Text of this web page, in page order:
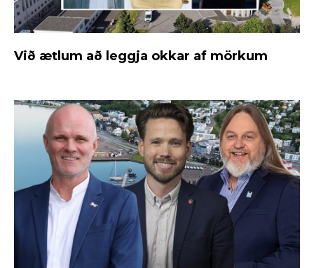
Við ætlum að leggja okkar af mörkum